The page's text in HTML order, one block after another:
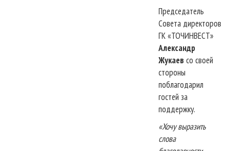
Председатель
Совета директоров
ГК «ТОЧИНВЕСТ»
Александр
Жукаев со своей
стороны
поблагодарил
гостей за
поддержку.
«Хочу выразить
слова